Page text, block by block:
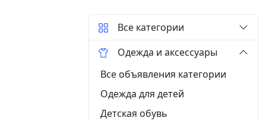
Все категории
Одежда и аксессуары
Все объявления категории
Одежда для детей
Детская обувь